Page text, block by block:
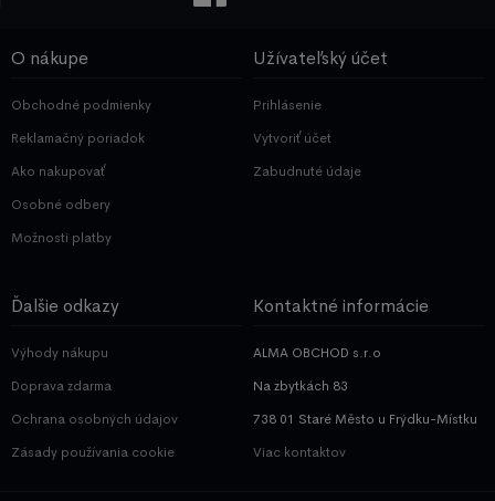
O nákupe
Obchodné podmienky
Reklamačný poriadok
Ako nakupovať
Osobné odbery
Možnosti platby
Užívateľský účet
Prihlásenie
Vytvoriť účet
Zabudnuté údaje
Ďalšie odkazy
Výhody nákupu
Doprava zdarma
Ochrana osobných údajov
Zásady používania cookie
Kontaktné informácie
ALMA OBCHOD s.r.o
Na zbytkách 83
738 01 Staré Město u Frýdku-Místku
Viac kontaktov